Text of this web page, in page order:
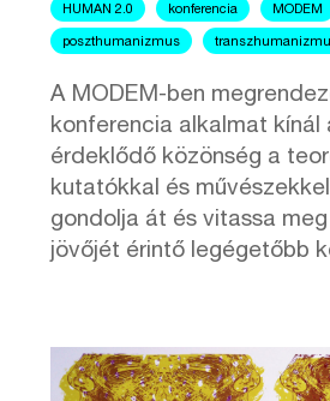
HUMAN 2.0 konferencia MODEM
poszthumanizmus
A MODEM-ben
konferencia alkalmat kínál
érdeklődő közönség a
kutatókkal és
gondolja át és vitassa
jövőjét érintő legégetőbb